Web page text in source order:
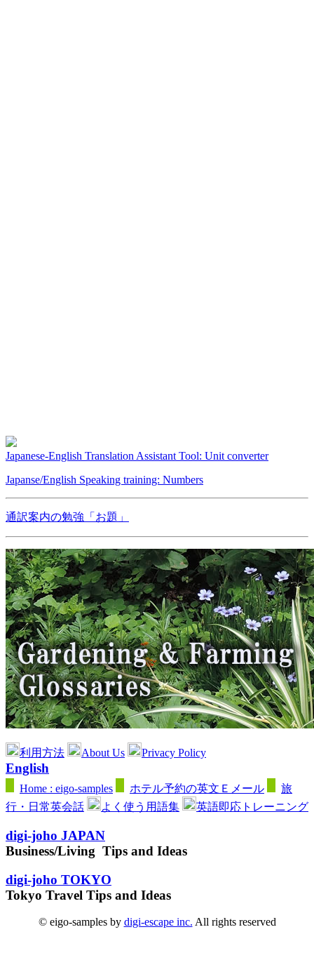
Japanese-English Translation Assistant Tool: Unit converter
Japanse/English Speaking training: Numbers
通訳案内の勉強「お題」
利用方法 About Us Privacy Policy
English
Home : eigo-samples ホテル予約の英文Ｅメール
旅
行・日常英会話
よく使う用語集 英語即応トレーニング
digi-joho JAPAN
Business/Living Tips and Ideas
digi-joho TOKYO
Tokyo Travel Tips and Ideas
© eigo-samples by digi-escape inc. All rights reserved